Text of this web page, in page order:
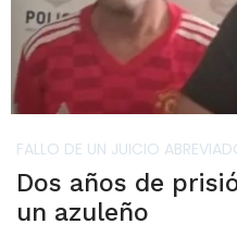
FALLO DE UN JUICIO
Dos años de
un azuleño